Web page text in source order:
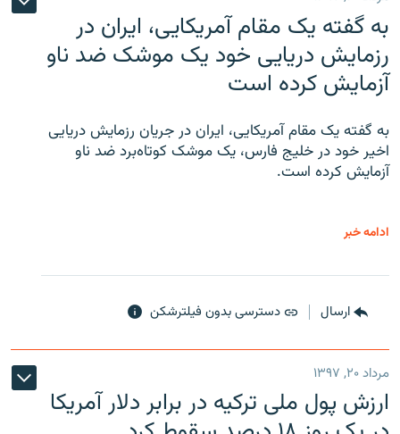
به گفته یک مقام آمریکایی، ایران در
رزمایش دریایی خود یک موشک ضد ناو
آزمایش کرده است
به گفته یک مقام آمریکایی، ایران در جریان رزمایش دریایی
اخیر خود در خلیج فارس، یک موشک کوتاه‌برد ضد ناو
آزمایش کرده است.
ادامه خبر
ارسال دسترسی بدون فیلترشکن
مرداد ۲۰, ۱۳۹۷
ارزش پول ملی ترکیه در برابر دلار آمریکا